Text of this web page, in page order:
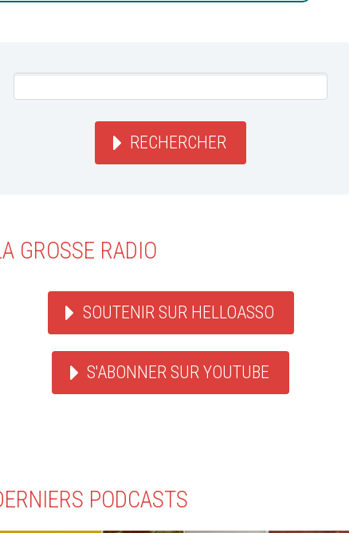
RECHERCHER
GROSSE RADIO
SOUTENIR SUR HELLOASSO
S'ABONNER SUR YOUTUBE
PODCASTS